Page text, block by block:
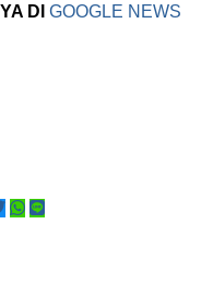
DI GOOGLE NEWS